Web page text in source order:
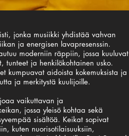
jonka musiikki yhdistää vahvan
ja energisen lavapresenssin.
moderniin räppiin, jossa kuuluvat
tunteet ja henkilökohtainen usko.
kumpuavat aidoista kokemuksista ja
ja merkitystä kuulijoille.
vaikuttavan ja
jossa yleisö kohtaa sekä
sisältöä. Keikat sopivat
kuten nuorisotilaisuuksiin,